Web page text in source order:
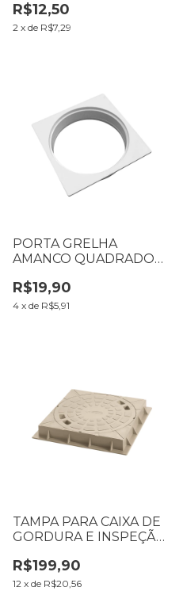
R$12,50
2 x de R$7,29
PORTA GRELHA
AMANCO QUADRADO
R$19,90
4 x de R$5,91
TAMPA PARA CAIXA DE
GORDURA E INSPEÇÃO
R$199,90
12 x de R$20,56